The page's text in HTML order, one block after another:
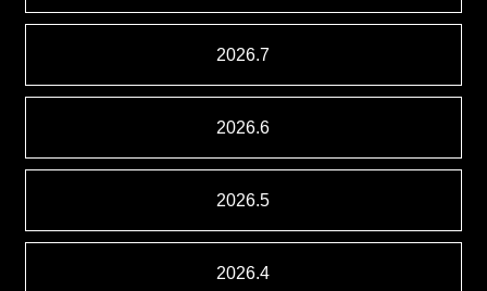
2026.7
2026.6
2026.5
2026.4